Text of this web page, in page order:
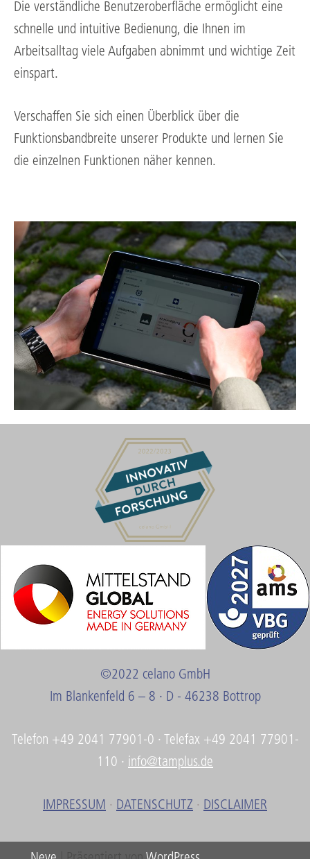
Die verständliche Benutzeroberfläche ermöglicht eine
schnelle und intuitive Bedienung, die Ihnen im
Arbeitsalltag viele Aufgaben abnimmt und wichtige Zeit
einspart.
Verschaffen Sie sich einen Überblick über die
Funktionsbandbreite unserer Produkte und lernen Sie
die einzelnen Funktionen näher kennen.
©2022 celano GmbH
Im Blankenfeld 6 – 8 · D - 46238 Bottrop
Telefon +49 2041 77901-0 · Telefax +49 2041 77901-
110 · info@tamplus.de
IMPRESSUM · DATENSCHUTZ · DISCLAIMER